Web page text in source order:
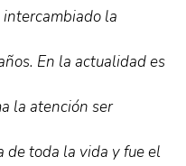
la
En la actualidad es
la atención ser
de toda la vida y fue el